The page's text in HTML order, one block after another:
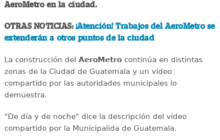
AeroMetro en la ciudad.
OTRAS NOTICIAS: ¡Atención! Trabajos del AeroMetro se
extenderán a otros puntos de la ciudad
La construcción del AeroMetrocontinúa en distintas
zonas de la Ciudad de Guatemala y un video
compartido por las autoridades municipales lo
demuestra.
"De día y de noche" dice la descripción del video
compartido por la Municipalida de Guatemala.